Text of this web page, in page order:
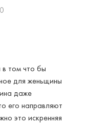
0
в том что бы
для женьщины
даже
его направляют
это искренняя